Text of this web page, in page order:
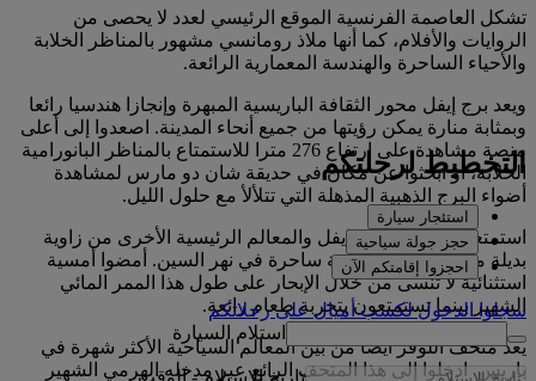
تشكل العاصمة الفرنسية الموقع الرئيسي لعدد لا يحصى من
الروايات والأفلام، كما أنها ملاذ رومانسي مشهور بالمناظر الخلابة
والأحياء الساحرة والهندسة المعمارية الرائعة.
ويعد برج إيفل محور الثقافة الباريسية المبهرة وإنجازا هندسيا رائعا
وبمثابة منارة يمكن رؤيتها من جميع أنحاء المدينة. اصعدوا إلى أعلى
منصة مشاهدة على ارتفاع 276 مترا للاستمتاع بالمناظر البانورامية
الخلابة، أو ابحثوا عن مكان في حديقة شان دو مارس لمشاهدة
أضواء البرج الذهبية المذهلة التي تتلألأ مع حلول الليل.
استمتعوا بمشاهدة برج إيفل والمعالم الرئيسية الأخرى من زاوية
بديلة من خلال رحلة بحرية ساحرة في نهر السين. أمضوا أمسية
استثنائية لا تنسى من خلال الإبحار على طول هذا الممر المائي
الشهير بينما تستمتعون بتجربة طعام رائعة.
يعد متحف اللوفر أيضا من بين المعالم السياحية الأكثر شهرة في
باريس. ادخلوا إلى هذا المتحف الرائع عبر مدخله الهرمي الشهير
التخطيط لرحلتكم
استئجار سيارة
حجز جولة سياحية
احجزوا إقامتكم الآن
سجلوا الدخول لكسب أميالٍ على رحلاتكم
استلام السيارة
تاريخ الاستلام - الوقت